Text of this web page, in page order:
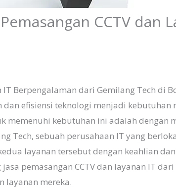
CCTV dan
IT Berpengalaman dari Gemilang Tech di
efisiensi teknologi menjadi
memenuhi kebutuhan ini adalah dengan
Tech, sebuah perusahaan IT yang
layanan tersebut dengan keahlian
pemasangan CCTV dan layanan IT
layanan mereka.